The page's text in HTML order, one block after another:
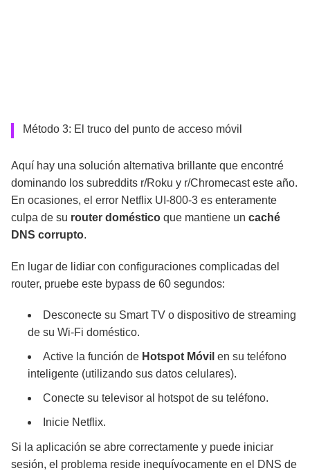
Método 3: El truco del punto de acceso móvil
Aquí hay una solución alternativa brillante que encontré
dominando los subreddits r/Roku y r/Chromecast este año.
En ocasiones, el error Netflix UI-800-3 es enteramente
culpa de su router doméstico que mantiene un caché
DNS corrupto.
En lugar de lidiar con configuraciones complicadas del
router, pruebe este bypass de 60 segundos:
Desconecte su Smart TV o dispositivo de streaming
de su Wi-Fi doméstico.
Active la función de Hotspot Móvil en su teléfono
inteligente (utilizando sus datos celulares).
Conecte su televisor al hotspot de su teléfono.
Inicie Netflix.
Si la aplicación se abre correctamente y puede iniciar
sesión, el problema reside inequívocamente en el DNS de